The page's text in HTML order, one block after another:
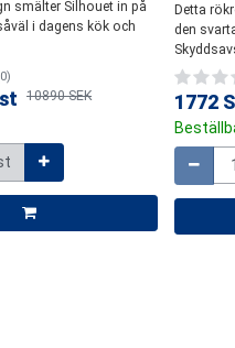
st
5040
Mängd
smälter Silhouet in på
i dagens kök och
st 10890 SEK
Detta
den
1772
Mängd